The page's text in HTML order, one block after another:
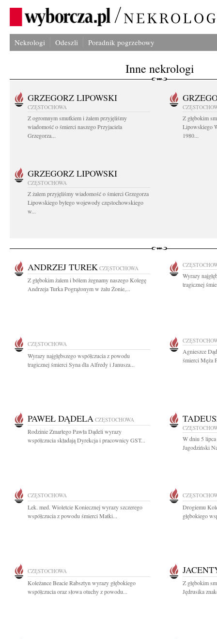
Nekrologi Odeszli Poradnik pogrzebowy
Inne nekrologi
GRZEGORZ LIPOWSKI
CZĘSTOCHOWA
Z ogromnym smutkiem i żalem przyjęliśmy
wiadomość o śmierci naszego Przyjaciela
Grzegorza...
Z głębokim
Lipowskiego
1980...
GRZEGORZ LIPOWSKI
CZĘSTOCHOWA
Z żalem przyjęliśmy wiadomość o śmierci Grzegorza
Lipowskiego byłego wojewody częstochowskiego
w...
ANDRZEJ TUREK CZĘSTOCHOWA
Z głębokim żalem i bólem żegnamy naszego Kolegę
Andrzeja Turka Pogrążonym w żalu Żonie,...
Wyrazy
tragicznej
CZĘSTOCHOWA
Wyrazy najgłębszego współczucia z powodu
tragicznej śmierci Syna dla Alfredy i Janusza...
Agnieszce
śmierci Męża
PAWEŁ DĄDELA CZĘSTOCHOWA
Rodzinie Zmarłego Pawła Dądeli wyrazy
współczucia składają Dyrekcja i pracownicy GST...
W dniu 5 lipca
Jagodziński
CZĘSTOCHOWA
Lek. med. Wioletcie Koniecznej wyrazy szczerego
współczucia z powodu śmierci Matki...
Drogiemu
głębokiego
CZĘSTOCHOWA
Koleżance Beacie Rabsztyn wyrazy głębokiego
współczucia oraz słowa otuchy z powodu...
Z głębokim
Jędrusika